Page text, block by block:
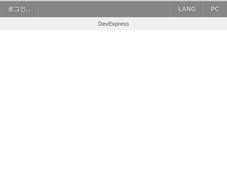
로그인... PC
LANG
DevExpress